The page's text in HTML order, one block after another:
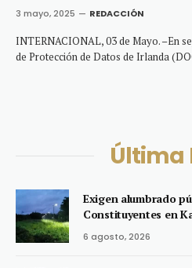
3 mayo, 2025 REDACCIÓN
INTERNACIONAL, 03 de Mayo. –En
de Protección de Datos de Irlanda
Última
Exigen alumbrado
Constituyentes en
6 agosto, 2026